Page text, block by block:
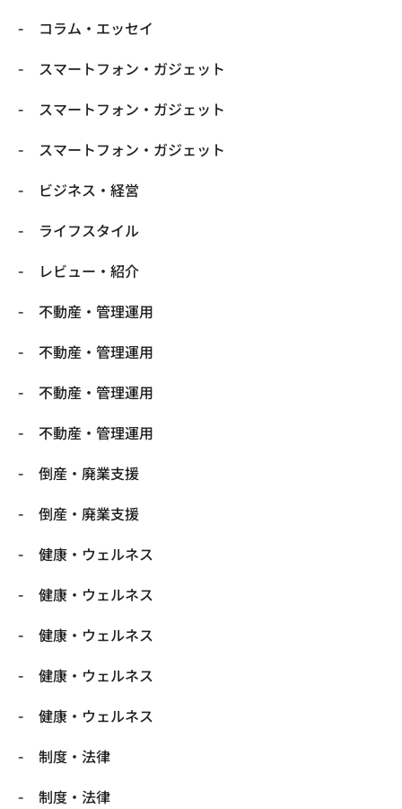
コラム・エッセイ
スマートフォン・ガジェット
スマートフォン・ガジェット
スマートフォン・ガジェット
ビジネス・経営
ライフスタイル
レビュー・紹介
不動産・管理運用
不動産・管理運用
不動産・管理運用
不動産・管理運用
倒産・廃業支援
倒産・廃業支援
健康・ウェルネス
健康・ウェルネス
健康・ウェルネス
健康・ウェルネス
健康・ウェルネス
制度・法律
制度・法律